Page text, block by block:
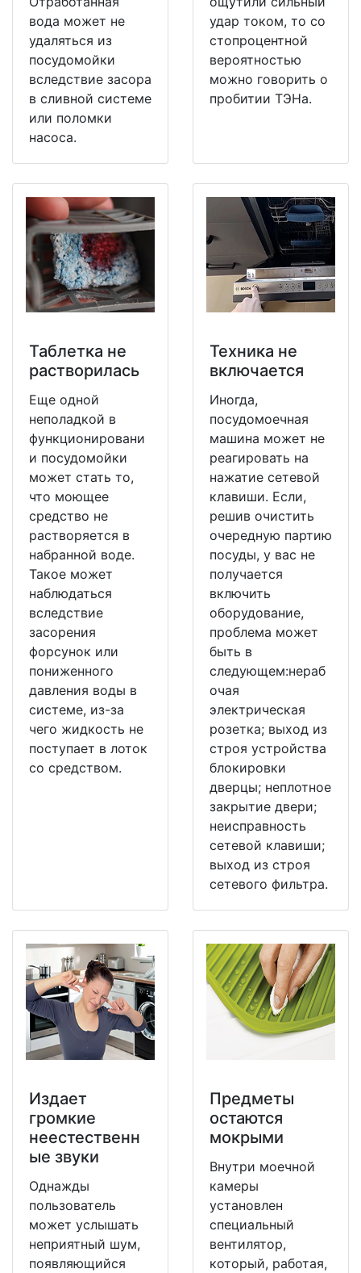
вода может не
удаляться из
посудомойки
вследствие засора
в сливной системе
или поломки
насоса.
удар током, то со
стопроцентной
вероятностью
можно говорить о
пробитии ТЭНа.
Таблетка не
растворилась
Еще одной
неполадкой в
функционировани
и посудомойки
может стать то,
что моющее
средство не
растворяется в
набранной воде.
Такое может
наблюдаться
вследствие
засорения
форсунок или
пониженного
давления воды в
системе, из-за
чего жидкость не
поступает в лоток
со средством.
Техника не
включается
Иногда,
посудомоечная
машина может не
реагировать на
нажатие сетевой
клавиши. Если,
решив очистить
очередную партию
посуды, у вас не
получается
включить
оборудование,
проблема может
быть в
следующем:нераб
очая
электрическая
розетка; выход из
строя устройства
блокировки
дверцы; неплотное
закрытие двери;
неисправность
сетевой клавиши;
выход из строя
сетевого фильтра.
Издает
громкие
неестественн
ые звуки
Однажды
пользователь
может услышать
неприятный шум,
появляющийся
Предметы
остаются
мокрыми
Внутри моечной
камеры
установлен
специальный
вентилятор,
который, работая,